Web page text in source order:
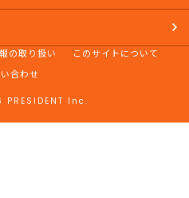
の取り扱い
このサイトについて
合わせ
Inc.